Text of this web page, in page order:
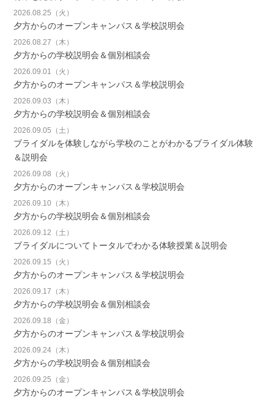
2026.08.25（火）
夕方からのオープンキャンパス＆学校説明会
2026.08.27（木）
夕方からの学校説明会＆個別相談会
2026.09.01（火）
夕方からのオープンキャンパス＆学校説明会
2026.09.03（木）
夕方からの学校説明会＆個別相談会
2026.09.05（土）
ブライダルを体験しながら学校のことがわかるブライダル体験
＆説明会
2026.09.08（火）
夕方からのオープンキャンパス＆学校説明会
2026.09.10（木）
夕方からの学校説明会＆個別相談会
2026.09.12（土）
ブライダルについてトータルでわかる体験授業＆説明会
2026.09.15（火）
夕方からのオープンキャンパス＆学校説明会
2026.09.17（木）
夕方からの学校説明会＆個別相談会
2026.09.18（金）
夕方からのオープンキャンパス＆学校説明会
2026.09.24（木）
夕方からの学校説明会＆個別相談会
2026.09.25（金）
夕方からのオープンキャンパス＆学校説明会